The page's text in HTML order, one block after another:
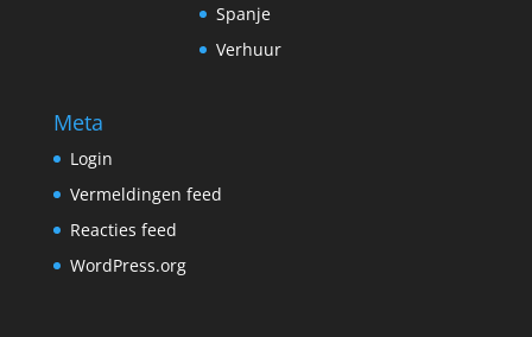
Spanje
Verhuur
Meta
Login
Vermeldingen feed
Reacties feed
WordPress.org